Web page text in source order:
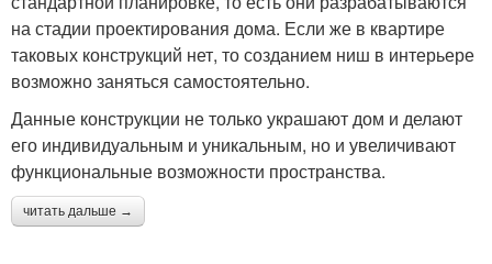
на стадии проектирования дома. Если же в квартире
таковых конструкций нет, то созданием ниш в интерьере
возможно заняться самостоятельно.
Данные конструкции не только украшают дом и делают
его индивидуальным и уникальным, но и увеличивают
функциональные возможности пространства.
читать дальше →